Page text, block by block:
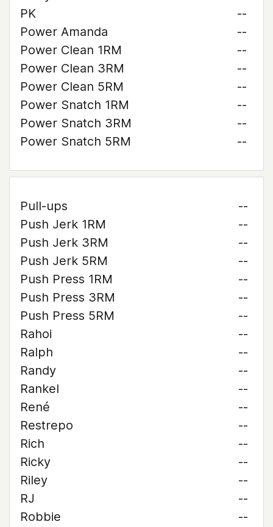
PK
--
Power Amanda
--
Power Clean 1RM
--
Power Clean 3RM
--
Power Clean 5RM
--
Power Snatch 1RM
--
Power Snatch 3RM
--
Power Snatch 5RM
--
Pull-ups
--
Push Jerk 1RM
--
Push Jerk 3RM
--
Push Jerk 5RM
--
Push Press 1RM
--
Push Press 3RM
--
Push Press 5RM
--
Rahoi
--
Ralph
--
Randy
--
Rankel
--
René
--
Restrepo
--
Rich
--
Ricky
--
Riley
--
RJ
--
Robbie
--